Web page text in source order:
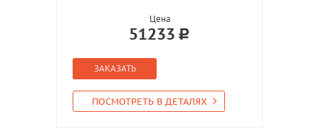
Цена
51233
ЗАКАЗАТЬ
ПОСМОТРЕТЬ В ДЕТАЛЯХ